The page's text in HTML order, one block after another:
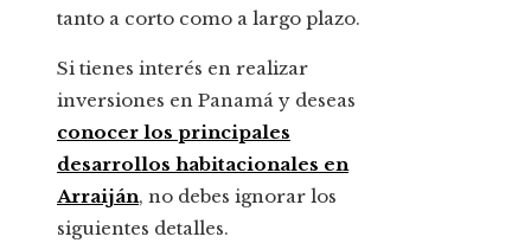
tanto a corto como a largo plazo.
Si tienes interés en realizar
inversiones en Panamá y deseas
conocer los principales
desarrollos habitacionales en
Arraiján, no debes ignorar los
siguientes detalles.